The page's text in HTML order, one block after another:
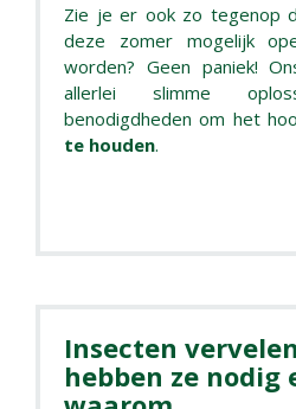
Zie je er ook zo tegenop
deze zomer mogelijk
worden? Geen paniek!
allerlei slimme
benodigdheden om het
te houden.
Insecten
hebben ze nodig